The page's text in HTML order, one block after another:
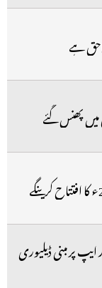
ہے
پھنس گئے
پر مبنی ڈیلیوری